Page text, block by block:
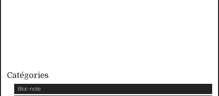
Catégories
Bloc-note